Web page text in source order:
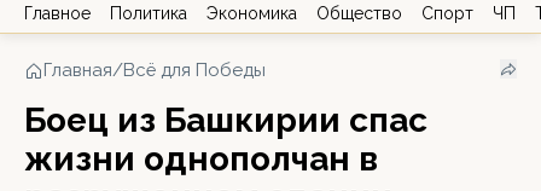
Главное Политика Экономика Общество Спорт ЧП
Главная/Всё для Победы
Боец из Башкирии спас
жизни однополчан в